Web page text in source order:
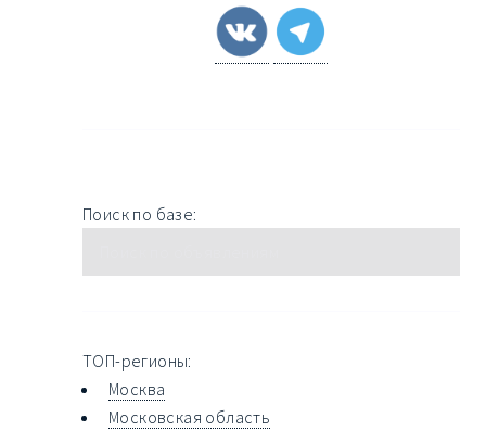
Поиск по базе:
ТОП-регионы:
Москва
Московская область